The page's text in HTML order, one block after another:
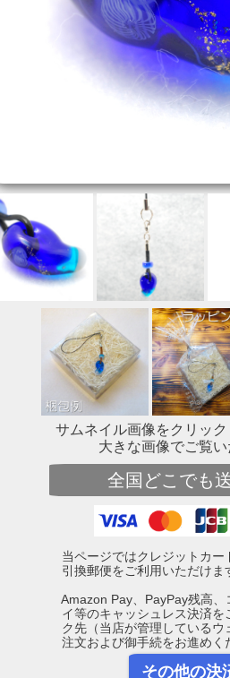
サムネイル画像をクリック
大きな画像でご覧い
全国どこでも
当ページではクレジットカー
引換郵便をご利用いただけま
Amazon Pay、PayPay残高、
イ等のキャッシュレス決済を
ク先（当店が管理している
注文および御手続をお進めく
その他の決